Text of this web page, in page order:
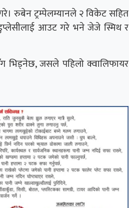
रुबेन ट्रम्पेलम्यानले २ विकेट सहित
आउट गरे भने जेजे स्मिथ र
भिड्नेछ, जसले पहिलो क्वालिफायर